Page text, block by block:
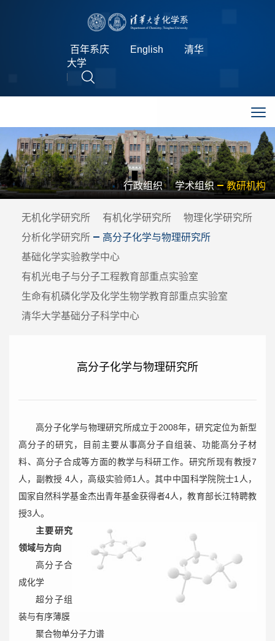
百年系庆 English
清华
大学
行政组织 学术组织 教研机构
无机化学研究所 有机化学研究所
物理化学研究所
分析化学研究所
高分子化学与物理研究所
基础化学实验教学中心
有机光电子与分子工程教育部重点实验室
生命有机磷化学及化学生物学教育部重点实验室
清华大学基础分子科学中心
高分子化学与物理研究所
高分子化学与物理研究所成立于2008年，研究定位为新型
高分子的研究，目前主要从事高分子自组装、功能高分子材
料、高分子合成等方面的教学与科研工作。研究所现有教授7
人，副教授 4人，高级实验师1人。其中中国科学院院士1人，
国家自然科学基金杰出青年基金获得者4人，教育部长江特聘教
授3人。
主要研究
领域与方向
高分子合
成化学
超分子组
装与有序薄膜
聚合物单分子力谱